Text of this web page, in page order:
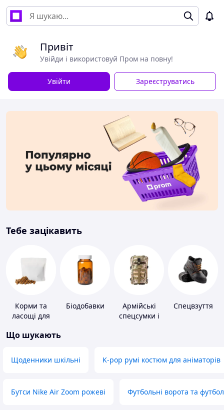
Привіт
Увійди і використовуй Пром на повну!
Увійти Зареєструватись
Тебе зацікавить
Корми та
ласощі для
тварин і
Біодобавки
Армійські
спецсумки і
Спецвзуття
Що шукають
Щоденники шкільні K-pop румі костюм для аніматорів
Бутси Nike Air Zoom рожеві Футбольні ворота та